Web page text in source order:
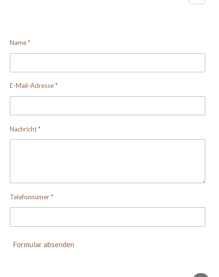
Name *
E-Mail-Adresse *
Nachricht *
Telefonnumer *
Formular absenden